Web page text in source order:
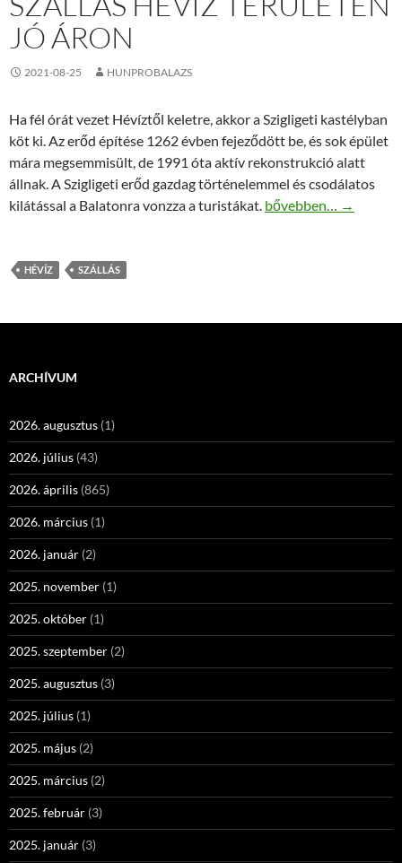
JÓ ÁRON
2021-08-25 HUNPROBALAZS
Ha fél órát vezet Hévíztől keletre, akkor a Szigligeti kastélyban
köt ki. Az erőd építése 1262 évben fejeződött be, és sok épület
mára megsemmisült, de 1991 óta aktív rekonstrukció alatt
állnak. A Szigligeti erőd gazdag történelemmel és csodálatos
kilátással a Balatonra vonzza a turistákat. Szállás Hévíz
bővebben… →
HÉVÍZ SZÁLLÁS
ARCHÍVUM
2026. augusztus (1)
2026. július (43)
2026. április (865)
2026. március (1)
2026. január (2)
2025. november (1)
2025. október (1)
2025. szeptember (2)
2025. augusztus (3)
2025. július (1)
2025. május (2)
2025. március (2)
2025. február (3)
2025. január (3)